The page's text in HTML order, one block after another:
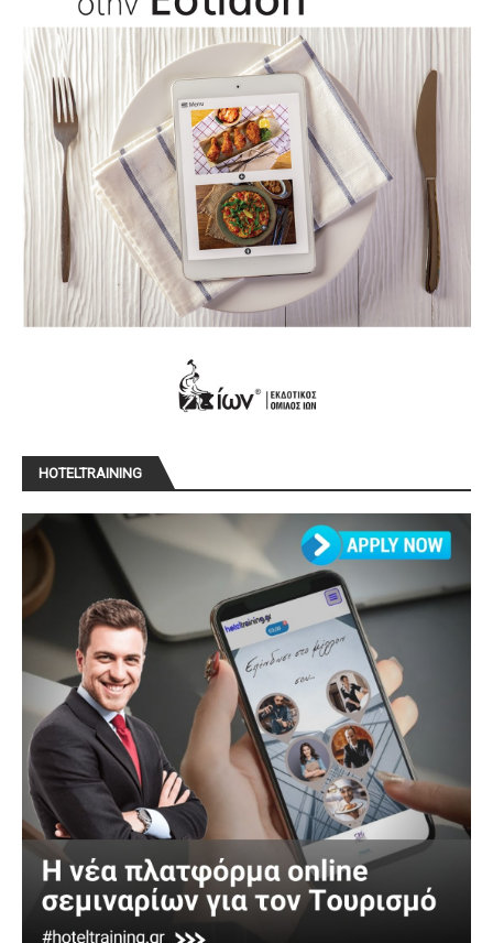
HOTELTRAINING